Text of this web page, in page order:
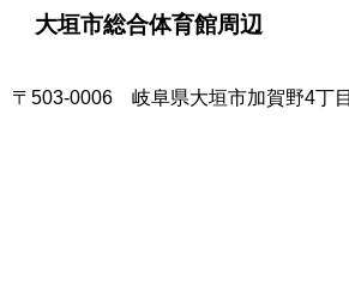
大垣市総合体育館周辺
〒503-0006 岐阜県大垣市加賀野4丁